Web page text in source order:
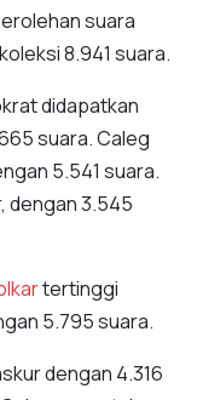
suara
8.941 suara.
didapatkan
suara. Caleg
5.541 suara.
dengan 3.545
tertinggi
5.795 suara.
dengan 4.316